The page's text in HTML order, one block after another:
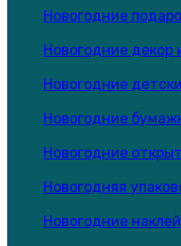
Новогодние
Новогодние декор
Новогодние
Новогодние
Новогодние
Новогодняя
Новогодние